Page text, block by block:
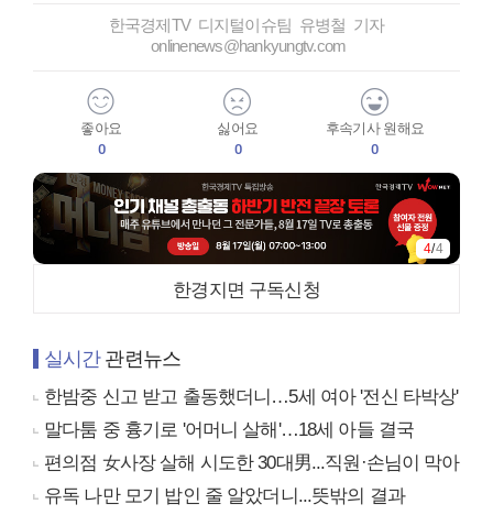
한국경제TV 디지털이슈팀 유병철 기자
onlinenews@hankyungtv.com
좋아요
0
싫어요
0
후속기사 원해요
0
4/4
한경지면 구독신청
실시간관련뉴스
한밤중 신고 받고 출동했더니…5세 여아 '전신 타박상'
말다툼 중 흉기로 '어머니 살해'…18세 아들 결국
편의점 女사장 살해 시도한 30대男...직원·손님이 막아
유독 나만 모기 밥인 줄 알았더니...뜻밖의 결과